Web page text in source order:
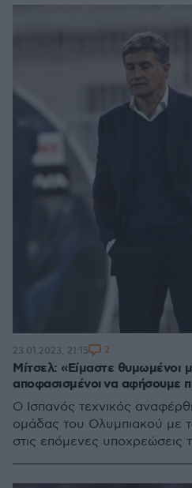
Μίτσελ: «Είμαστε θυμωμένοι
αποφασισμένοι να αφήσουμε
Ο Ισπανός τεχνικός
ομάδας του Ολυμπιακού με
στις επόμενες
23.01.2023, 21:15 2